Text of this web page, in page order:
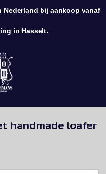
handmade loafer
bij aankoop vanaf
in Hasselt.